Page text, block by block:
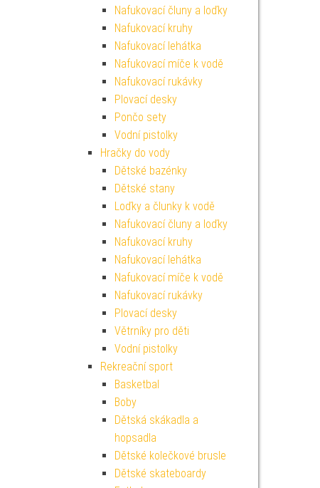
Nafukovací čluny a loďky
Nafukovací kruhy
Nafukovací lehátka
Nafukovací míče k vodě
Nafukovací rukávky
Plovací desky
Pončo sety
Vodní pistolky
Hračky do vody
Dětské bazénky
Dětské stany
Loďky a člunky k vodě
Nafukovací čluny a loďky
Nafukovací kruhy
Nafukovací lehátka
Nafukovací míče k vodě
Nafukovací rukávky
Plovací desky
Větrníky pro děti
Vodní pistolky
Rekreační sport
Basketbal
Boby
Dětská skákadla a
hopsadla
Dětské kolečkové brusle
Dětské skateboardy